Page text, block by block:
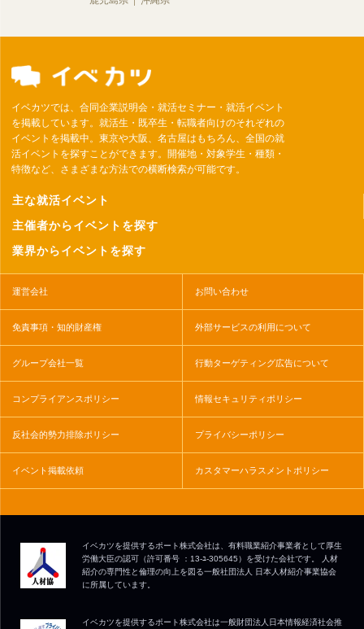
イベカツでは、合同企業説明会・就活セミナー・就活イベント
を掲載しています。就活生・既卒生・転職者向けのそれぞれの
イベントを掲載中。東京や大阪、名古屋はもちろん、全国の就
活イベントを探すことができます。開催地・対象学生・種類・
特徴など、さまざまな方法での横断検索が可能です。
主な就活イベント
主催者からイベントを探す
業界からイベントを探す
運営会社 お問い合わせ
免責事項・知的財産権 外部サービスの利用について
グループ会社一覧 行動ターゲティング広告について
コンプライアンスポリシー 情報セキュリティポリシー
反社会的勢力排除ポリシー プライバシーポリシー
イベント掲載依頼 カスタマーハラスメントポリシー